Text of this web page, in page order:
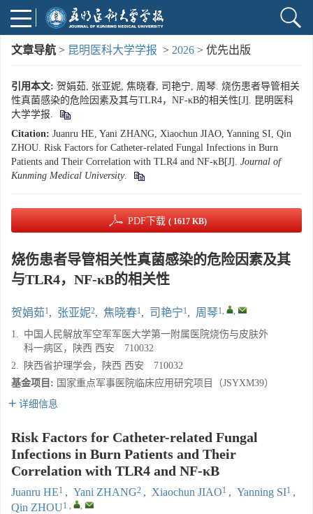
文章导航 > 昆明医科大学学报 > 2026 > 优先出版
引用本文: 贺娟茹, 张亚妮, 焦晓春, 司艳宁, 周琴. 烧伤患者导管相关
性真菌感染的危险因素及其与TLR4，NF-κB的相关性[J]. 昆明医科
大学学报.
Citation: Juanru HE, Yani ZHANG, Xiaochun JIAO, Yanning SI, Qin
ZHOU. Risk Factors for Catheter-related Fungal Infections in Burn
Patients and Their Correlation with TLR4 and NF-κB[J]. Journal of
Kunming Medical University.
PDF下载 ( 1617 KB)
烧伤患者导管相关性真菌感染的危险因素及其
与TLR4，NF-κB的相关性
贺娟茹1, 张亚妮2, 焦晓春1, 司艳宁1, 周琴1, ,
1. 中国人民解放军空军军医大学第一附属医院烧伤与皮肤外
科一病区，陕西 西安 710032
2.
陕西省护理学会，陕西 西安 710032
基金项目: 国家重点军事医院临床应用研究项目（JSYXM39）
详细信息
Risk Factors for Catheter-related Fungal
Infections in Burn Patients and Their
Correlation with TLR4 and NF-κB
Juanru HE1 , Yani ZHANG2 , Xiaochun JIAO1 , Yanning SI1 ,
Qin ZHOU1 , ,